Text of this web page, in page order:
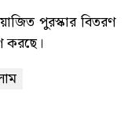
পুরস্কার বিতরণ
করছে।